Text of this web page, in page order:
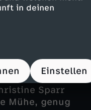
in deinen
Einstellen
In den letzten
weniger
ein oder
Sparr
Mühe, genug